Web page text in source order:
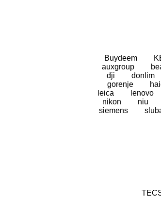
Buydeem
auxgroup
dji
donlim
gorenje
leica
lenovo
nikon
niu
siemens